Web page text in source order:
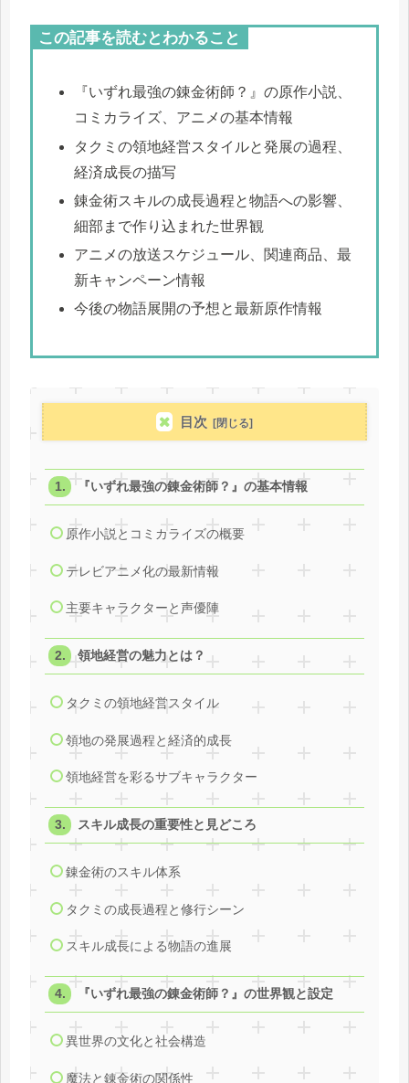
この記事を読むとわかること
『いずれ最強の錬金術師？』の原作小説、
コミカライズ、アニメの基本情報
タクミの領地経営スタイルと発展の過程、
経済成長の描写
錬金術スキルの成長過程と物語への影響、
細部まで作り込まれた世界観
アニメの放送スケジュール、関連商品、最
新キャンペーン情報
今後の物語展開の予想と最新原作情報
目次
『いずれ最強の錬金術師？』の基本情報
原作小説とコミカライズの概要
テレビアニメ化の最新情報
主要キャラクターと声優陣
領地経営の魅力とは？
タクミの領地経営スタイル
領地の発展過程と経済的成長
領地経営を彩るサブキャラクター
スキル成長の重要性と見どころ
錬金術のスキル体系
タクミの成長過程と修行シーン
スキル成長による物語の進展
『いずれ最強の錬金術師？』の世界観と設定
異世界の文化と社会構造
魔法と錬金術の関係性